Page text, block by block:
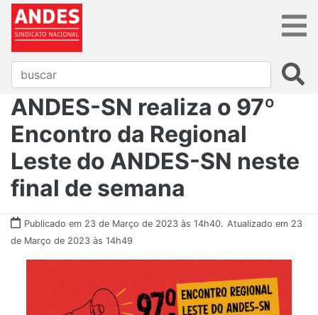
ANDES-SN realiza o 97º
Encontro da Regional
Leste do ANDES-SN neste
final de semana
Publicado em 23 de Março de 2023 às 14h40. Atualizado em 23
de Março de 2023 às 14h49